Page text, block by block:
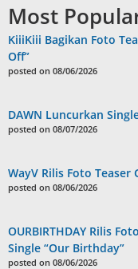
Most
KiiiKiii Bagikan Foto
Off”
posted on 08/06/2026
DAWN Luncurkan
posted on 08/07/2026
WayV Rilis Foto
posted on 08/06/2026
OURBIRTHDAY Rilis
Single “Our Birthday”
posted on 08/06/2026